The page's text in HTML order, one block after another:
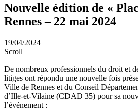
Nouvelle édition de «
Rennes – 22 mai 2024
19/04/2024
Scroll
De nombreux professionnels du droit et
litiges ont répondu une nouvelle fois
Ville de Rennes et du Conseil
d’Ille-et-Vilaine (CDAD 35) pour sa
l’événement :